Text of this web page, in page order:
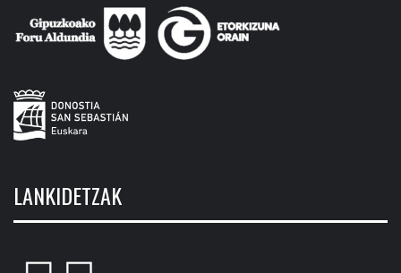
LANKIDETZAK